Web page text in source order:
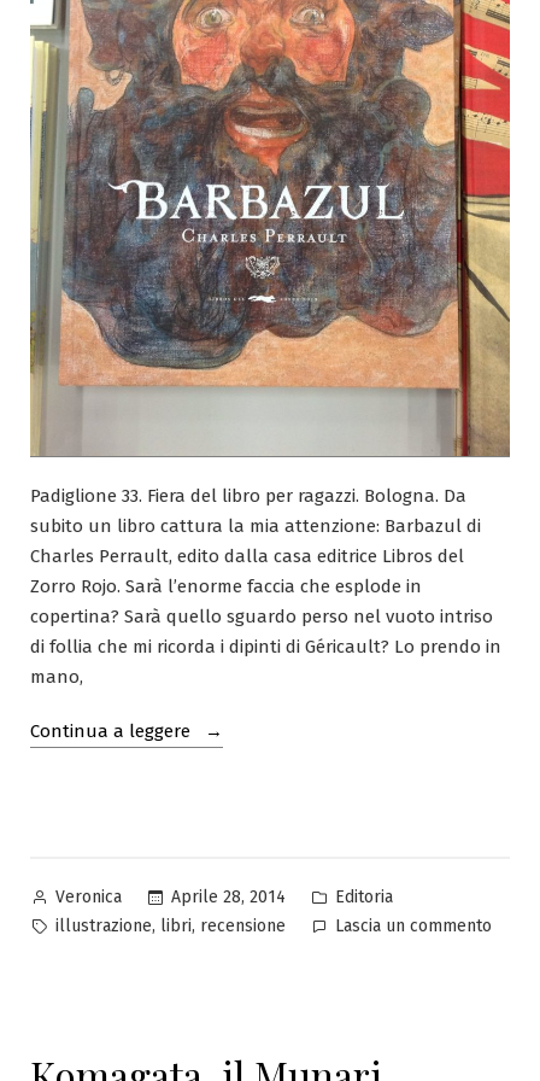
Padiglione 33. Fiera del libro per ragazzi. Bologna. Da
subito un libro cattura la mia attenzione: Barbazul di
Charles Perrault, edito dalla casa editrice Libros del
Zorro Rojo. Sarà l’enorme faccia che esplode in
copertina? Sarà quello sguardo perso nel vuoto intriso
di follia che mi ricorda i dipinti di Géricault? Lo prendo in
mano,
Continua a leggere
“Carlos
Barbazul”
Pubblicato
da
Veronica Aprile 28, 2014
Pubblicato
in
Editoria
Tag:
illustrazione, libri, recensione Lascia un commento